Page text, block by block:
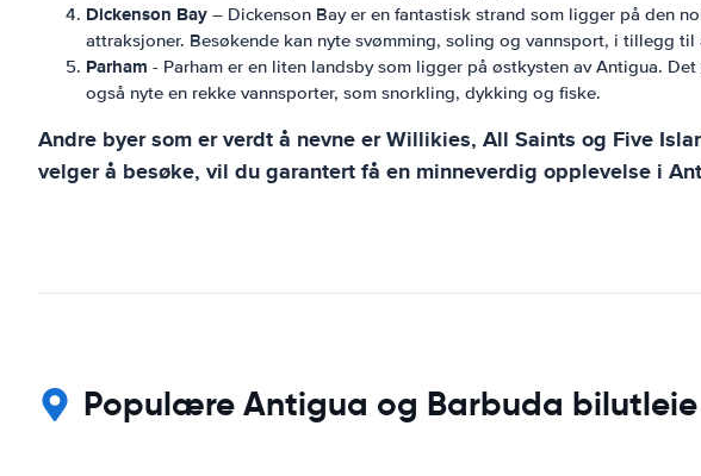
Dickenson Bay – Dickenson Bay er en fantastisk strand som ligger på den
attraksjoner. Besøkende kan nyte svømming, soling og vannsport, i tillegg
Parham - Parham er en liten landsby som ligger på østkysten av Antigua.
også nyte en rekke vannsporter, som snorkling, dykking og fiske.
Andre byer som er verdt å nevne er Willikies, All Saints og Five
velger å besøke, vil du garantert få en minneverdig opplevelse i
Populære Antigua og Barbuda